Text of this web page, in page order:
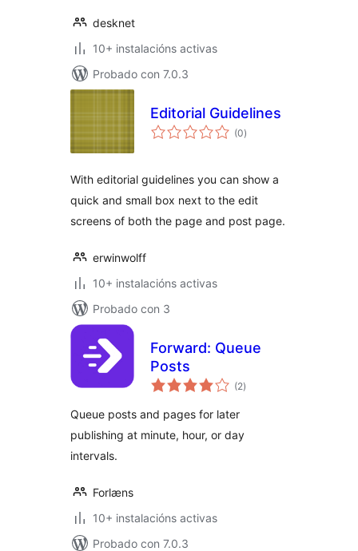
desknet
10+ instalacións activas
Probado con 7.0.3
Editorial Guidelines
(0valoracións
totais
)
With editorial guidelines you can show a
quick and small box next to the edit
screens of both the page and post page.
erwinwolff
10+ instalacións activas
Probado con 3
Forward: Queue
Posts
(2valoracións
totais
)
Queue posts and pages for later
publishing at minute, hour, or day
intervals.
Forlæns
10+ instalacións activas
Probado con 7.0.3